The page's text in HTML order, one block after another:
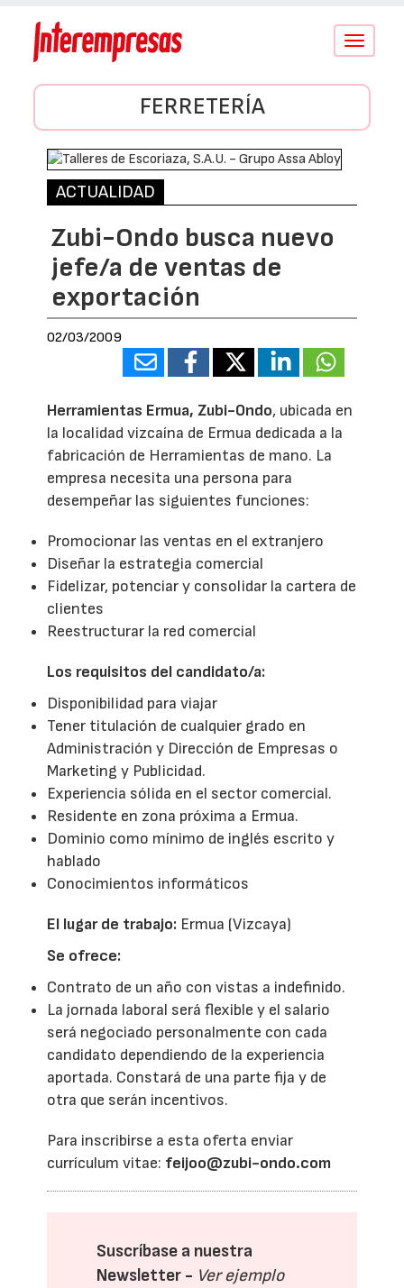
Conmutar
FERRETERÍA
ACTUALIDAD
Zubi-Ondo busca nuevo
jefe/a de ventas de
exportación
02/03/2009
Herramientas Ermua, Zubi-Ondo, ubicada en
la localidad vizcaína de Ermua dedicada a la
fabricación de Herramientas de mano. La
empresa necesita una persona para
desempeñar las siguientes funciones:
Promocionar las ventas en el extranjero
Diseñar la estrategia comercial
Fidelizar, potenciar y consolidar la cartera de
clientes
Reestructurar la red comercial
Los requisitos del candidato/a:
Disponibilidad para viajar
Tener titulación de cualquier grado en
Administración y Dirección de Empresas o
Marketing y Publicidad.
Experiencia sólida en el sector comercial.
Residente en zona próxima a Ermua.
Dominio como mínimo de inglés escrito y
hablado
Conocimientos informáticos
El lugar de trabajo: Ermua (Vizcaya)
Se ofrece:
Contrato de un año con vistas a indefinido.
La jornada laboral será flexible y el salario
será negociado personalmente con cada
candidato dependiendo de la experiencia
aportada. Constará de una parte fija y de
otra que serán incentivos.
Para inscribirse a esta oferta enviar
currículum vitae: feijoo@zubi-ondo.com
Suscríbase a nuestra
Newsletter - Ver ejemplo